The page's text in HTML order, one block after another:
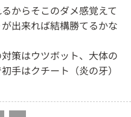
からそこのダメ感覚えて
出来れば結構勝てるかな
策はウツボット、大体の
手はクチート（炎の牙）